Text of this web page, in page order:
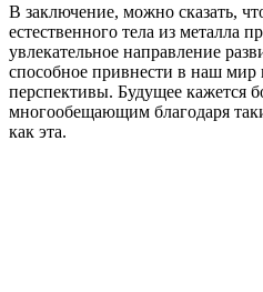
В заключение, можно сказать,
естественного тела из металла
увлекательное направление
способное привнести в наш
перспективы. Будущее кажется
многообещающим благодаря
как эта.